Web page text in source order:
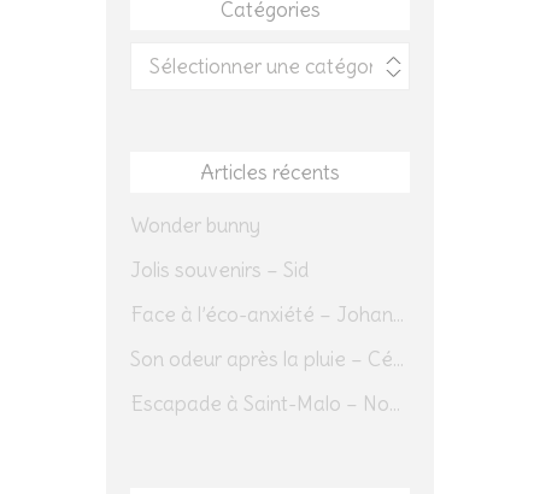
Catégories
Catégories
Articles récents
Wonder bunny
Jolis souvenirs – Sid
Face à l’éco-anxiété – Johannes Herrmann
Son odeur après la pluie – Cédric Sapin-Defour
Escapade à Saint-Malo – Novembre 2025 – Jour 1